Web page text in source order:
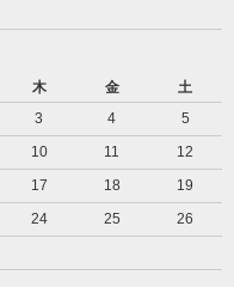
木 金
土
3 4
5
10 11
12
17 18
19
24 25
26